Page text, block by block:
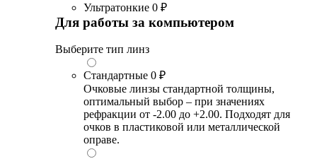
Ультратонкие 0 ₽
Для работы за компьютером
Выберите тип линз
Стандартные 0 ₽
Очковые линзы стандартной толщины,
оптимальный выбор – при значениях
рефракции от -2.00 до +2.00. Подходят для
очков в пластиковой или металлической
оправе.